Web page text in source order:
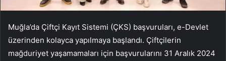
Muğla’da Çiftçi Kayıt Sistemi (ÇKS) başvuruları, e-Devlet
üzerinden kolayca yapılmaya başlandı. Çiftçilerin
mağduriyet yaşamamaları için başvurularını 31 Aralık 2024